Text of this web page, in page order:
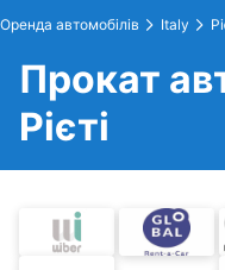
Оренда автомобілів Italy
Прокат
Рієті